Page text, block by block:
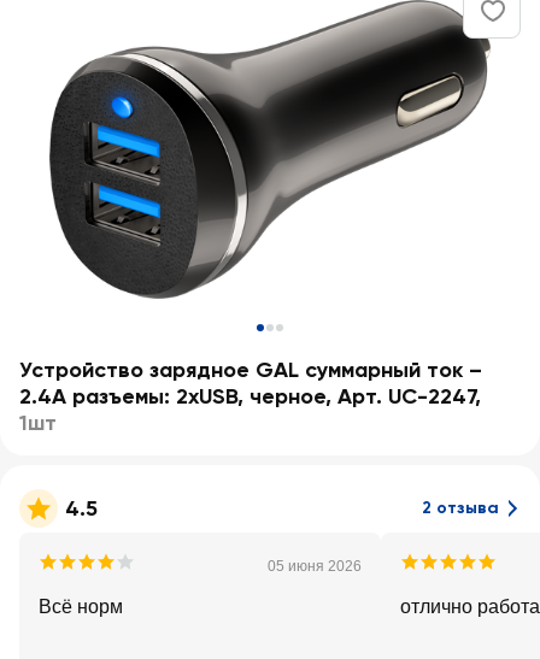
Устройство зарядное GAL суммарный ток –
2.4А разъемы: 2хUSB, черное, Арт. UC-2247,
1шт
4.5 2 отзыва
05 июня 2026
Всё норм отлично